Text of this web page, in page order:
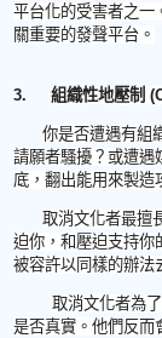
平台化的受害者之一
關重要的發聲平台。
3. 組織性地壓制
你是否遭遇有組
請願者騷擾？或遭遇
底，翻出能用來製造
取消文化者最擅
迫你，和壓迫支持你
被容許以同樣的辦法
取消文化者為
是否真實。他們反而